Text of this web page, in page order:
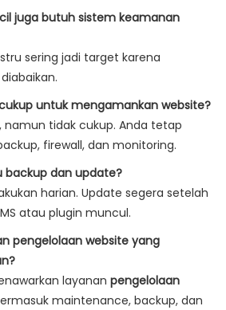
juga butuh sistem keamanan
sering jadi target karena
cukup untuk mengamankan website?
namun tidak cukup. Anda tetap
firewall, dan monitoring.
backup dan update?
harian. Update segera setelah
atau plugin muncul.
pengelolaan website yang
layanan pengelolaan
maintenance, backup, dan